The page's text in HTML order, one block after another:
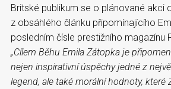
Britské publikum se o plánované akci
z obsáhlého článku připomínajícího
posledním čísle prestižního magazínu
„Cílem Běhu Emila Zátopka je
nejen inspirativní úspěchy jedné z
legend, ale také morální hodnoty, které